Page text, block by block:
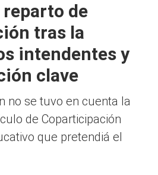
de
tras la
intendentes y
clave
no se tuvo en cuenta la
de Coparticipación
que pretendiá el